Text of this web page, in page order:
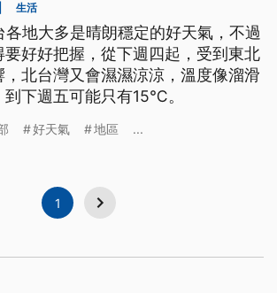
生活
各地大多是晴朗穩定的好天氣，不過
好好把握，從下週四起，受到東北
北台灣又會濕濕涼涼，溫度像溜滑
下週五可能只有15℃。
好天氣 地區 ...
1